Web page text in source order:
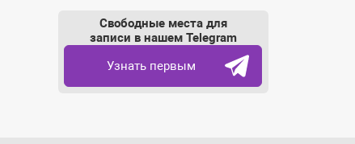
Свободные места для
записи в нашем Telegram
Узнать первым